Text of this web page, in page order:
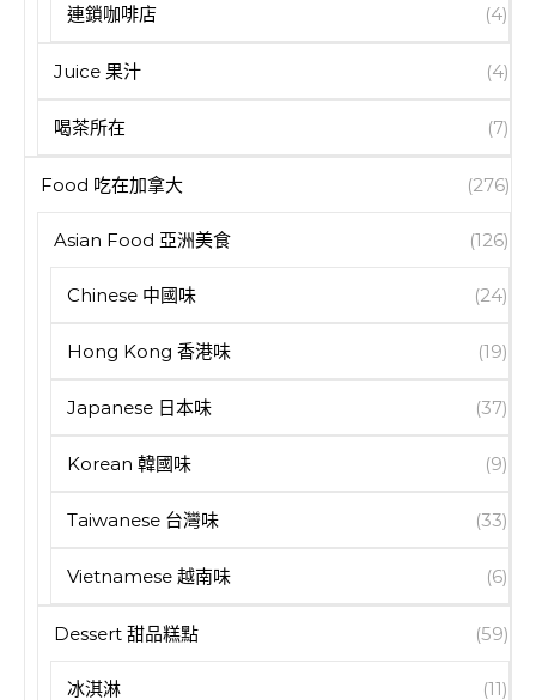
連鎖咖啡店 (4)
Juice 果汁 (4)
喝茶所在 (7)
Food 吃在加拿大 (276)
Asian Food 亞洲美食 (126)
Chinese 中國味 (24)
Hong Kong 香港味 (19)
Japanese 日本味 (37)
Korean 韓國味 (9)
Taiwanese 台灣味 (33)
Vietnamese 越南味 (6)
Dessert 甜品糕點 (59)
冰淇淋 (11)